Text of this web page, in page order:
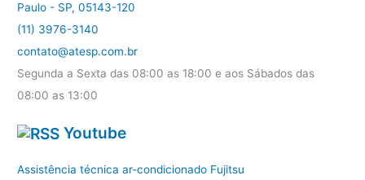
Paulo - SP, 05143-120
(11) 3976-3140
contato@atesp.com.br
Segunda a Sexta das 08:00 as 18:00 e aos Sábados das
08:00 as 13:00
Youtube
Assistência técnica ar-condicionado Fujitsu